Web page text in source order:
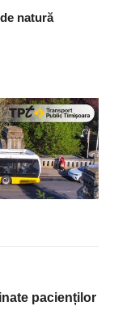
natură
pacienților